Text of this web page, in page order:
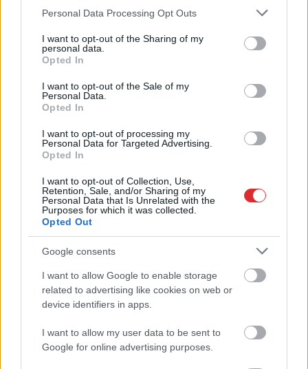
Please note that this website/app uses one or more Google
not limited to your visit or usage behaviour. You may click to
grant or deny consent to Google and its third-party tags to
use your data for below specified purposes in below Google
consent section.
Personal Data Processing Opt Outs
I want to opt-out of the Sharing of my
personal data.
Opted In
I want to opt-out of the Sale of my
Personal Data.
Opted In
I want to opt-out of processing my
Personal Data for Targeted Advertising.
Opted In
I want to opt-out of Collection, Use,
Retention, Sale, and/or Sharing of my
Personal Data that Is Unrelated with the
Purposes for which it was collected.
Opted Out
Google consents
I want to allow Google to enable storage
related to advertising like cookies on web or
device identifiers in apps.
I want to allow my user data to be sent to
Google for online advertising purposes.
TESTS. Kuras valsts
numurzīme redzama
attēlā? Tikai retais šajā
testā iegūst vismaz 90%
Ceļmalā
ieraudzīji zirņu
lauku – vai drīkst ieiet
un salasīt kādu saujiņu
ēšanai?
2018. gadā cilvēce klusi
pārkāpa šo robežu –
pasaule vairs nekad
Atcelt Ziņot